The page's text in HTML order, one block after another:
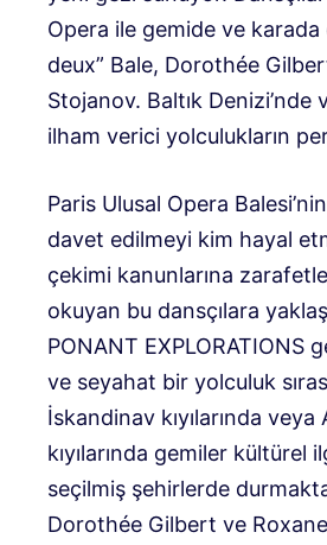
Opera ile gemide ve karada
deux” Bale, Dorothée
Stojanov. Baltık Denizi’nde
ilham verici yolculukların
Paris Ulusal Opera
davet edilmeyi kim hayal
çekimi kanunlarına
okuyan bu dansçılara
PONANT EXPLORATIONS
ve seyahat bir yolculuk
İskandinav kıyılarında veya
kıyılarında gemiler kültürel
seçilmiş şehirlerde
Dorothée Gilbert ve